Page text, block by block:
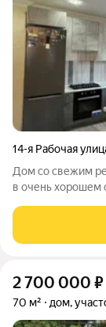
14-я Рабочая
Дом со свежим
в очень хорошем
спальни и
можем общить
2 700 000 ₽
70 м² дом,